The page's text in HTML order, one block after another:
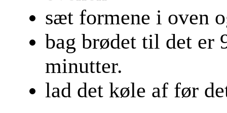
sæt formene i oven
bag brødet til det er
minutter.
lad det køle af før